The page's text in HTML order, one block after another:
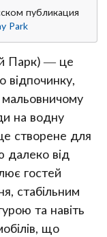
публикация
Park
Парк) — це
відпочинку,
на водну
створене для
далеко від
гостей
стабільним
та навіть
що